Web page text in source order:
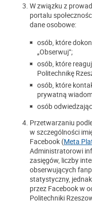
W związku z
portalu
dane osobowe:
osób, które
„Obserwuj”;
osób, które
Politechnikę
osób, które
prywatną
osób
Przetwarzaniu
w szczególności
Facebook (Meta
Administratorowi
zasięgów, liczby
obserwujących
statystyczny,
przez Facebook w
Politechniki